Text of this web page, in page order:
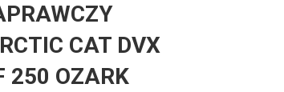
CAT DVX
250 OZARK